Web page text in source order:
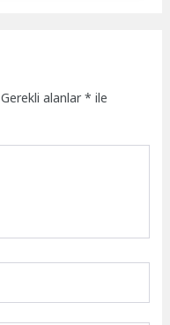
Gerekli alanlar* ile